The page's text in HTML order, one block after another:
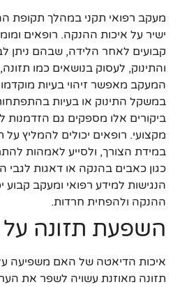
מעקב רפואי תקני במהלך תקופת
ישיר על איכות ההנקה. רופאים
קבועים לאחר הלידה, שבהם ניתן
והתינוק, לעסוק בנושאים כמו
המעקב מאפשר זיהוי בעיות
במשקל התינוק או בעיות
ביקורים אלו מספקים גם הזדמנות
מקצועי. רופאים יכולים להמליץ על
במידת הצורך, ולסייע לאמהות
כגון כאבים בהנקה או דאגות לגבי
הנגישות למידע רפואי ומעקב קבוע
ההנקה ולהפחית חרדות.
השפעת תזונה
איכות הדיאטה של האם משפיעה
תזונה מאוזנת עשויה לשפר את